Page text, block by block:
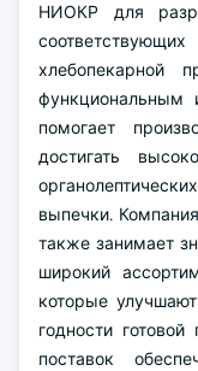
НИОКР для
хлебопекарной
функциональным
помогает
достигать
выпечки. Компания
также занимает
широкий
которые
годности
поставок